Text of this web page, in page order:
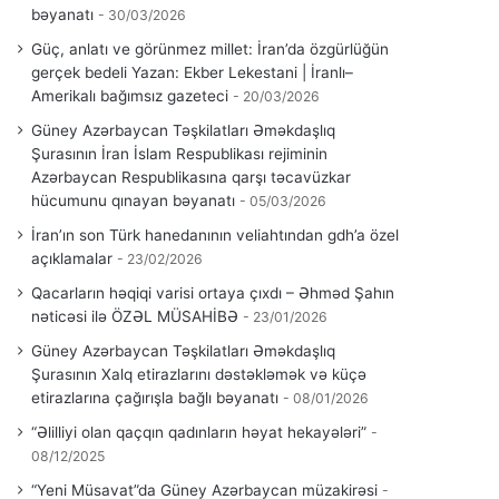
bəyanatı
30/03/2026
Güç, anlatı ve görünmez millet: İran’da özgürlüğün
gerçek bedeli Yazan: Ekber Lekestani | İranlı–
Amerikalı bağımsız gazeteci
20/03/2026
Güney Azərbaycan Təşkilatları Əməkdaşlıq
Şurasının İran İslam Respublikası rejiminin
Azərbaycan Respublikasına qarşı təcavüzkar
hücumunu qınayan bəyanatı
05/03/2026
İran’ın son Türk hanedanının veliahtından gdh’a özel
açıklamalar
23/02/2026
Qacarların həqiqi varisi ortaya çıxdı – Əhməd Şahın
nəticəsi ilə ÖZƏL MÜSAHİBƏ
23/01/2026
Güney Azərbaycan Təşkilatları Əməkdaşlıq
Şurasının Xalq etirazlarını dəstəkləmək və küçə
etirazlarına çağırışla bağlı bəyanatı
08/01/2026
“Əlilliyi olan qaçqın qadınların həyat hekayələri”
08/12/2025
“Yeni Müsavat”da Güney Azərbaycan müzakirəsi